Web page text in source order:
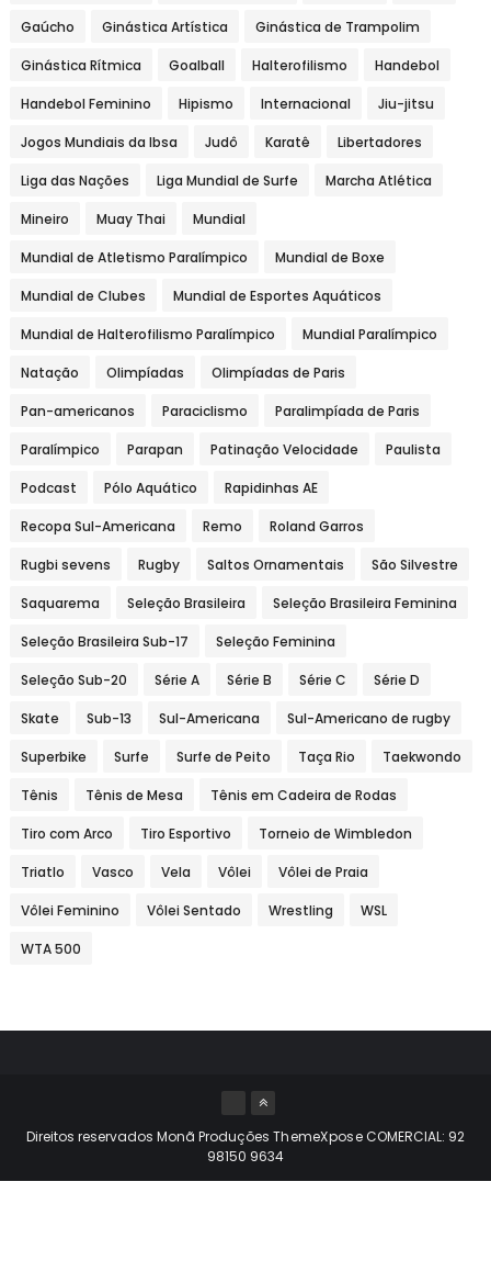
Gaúcho Ginástica Artística Ginástica de Trampolim
Ginástica Rítmica Goalball Halterofilismo Handebol
Handebol Feminino Hipismo Internacional Jiu-jitsu
Jogos Mundiais da Ibsa Judô Karatê Libertadores
Liga das Nações Liga Mundial de Surfe Marcha Atlética
Mineiro Muay Thai Mundial
Mundial de Atletismo Paralímpico Mundial de Boxe
Mundial de Clubes Mundial de Esportes Aquáticos
Mundial de Halterofilismo Paralímpico Mundial Paralímpico
Natação Olimpíadas Olimpíadas de Paris
Pan-americanos Paraciclismo Paralimpíada de Paris
Paralímpico Parapan Patinação Velocidade Paulista
Podcast Pólo Aquático Rapidinhas AE
Recopa Sul-Americana Remo Roland Garros
Rugbi sevens Rugby Saltos Ornamentais São Silvestre
Saquarema Seleção Brasileira Seleção Brasileira Feminina
Seleção Brasileira Sub-17 Seleção Feminina
Seleção Sub-20 Série A Série B Série C Série D
Skate Sub-13 Sul-Americana Sul-Americano de rugby
Superbike Surfe Surfe de Peito Taça Rio Taekwondo
Tênis Tênis de Mesa Tênis em Cadeira de Rodas
Tiro com Arco Tiro Esportivo Torneio de Wimbledon
Triatlo Vasco Vela Vôlei Vôlei de Praia
Vôlei Feminino Vôlei Sentado Wrestling WSL
WTA 500
Direitos reservados Monã Produções ThemeXposeCOMERCIAL: 92
98150 9634